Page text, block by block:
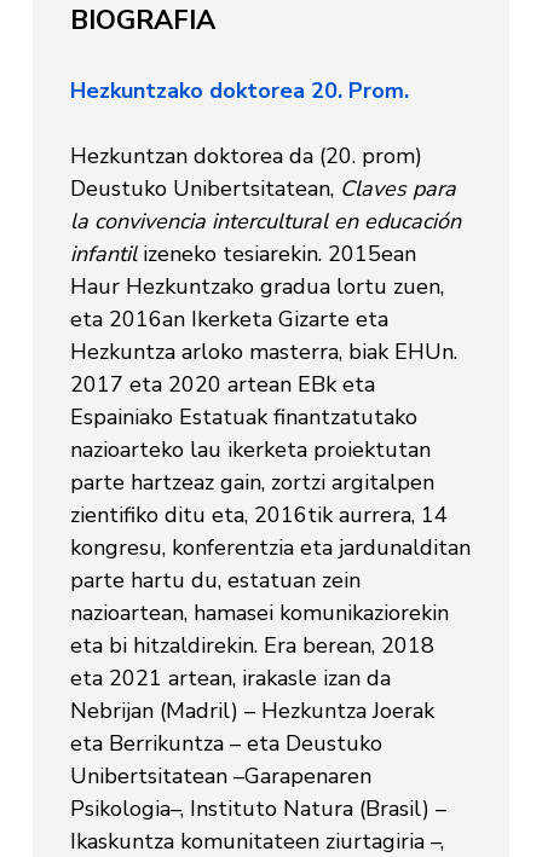
BIOGRAFIA
Hezkuntzako doktorea 20. Prom.
Hezkuntzan doktorea da (20. prom)
Deustuko Unibertsitatean, Claves para
la convivencia intercultural en educación
infantilizeneko tesiarekin. 2015ean
Haur Hezkuntzako gradua lortu zuen,
eta 2016an Ikerketa Gizarte eta
Hezkuntza arloko masterra, biak EHUn.
2017 eta 2020 artean EBk eta
Espainiako Estatuak finantzatutako
nazioarteko lau ikerketa proiektutan
parte hartzeaz gain, zortzi argitalpen
zientifiko ditu eta, 2016tik aurrera, 14
kongresu, konferentzia eta jardunalditan
parte hartu du, estatuan zein
nazioartean, hamasei komunikaziorekin
eta bi hitzaldirekin. Era berean, 2018
eta 2021 artean, irakasle izan da
Nebrijan (Madril) – Hezkuntza Joerak
eta Berrikuntza – eta Deustuko
Unibertsitatean –Garapenaren
Psikologia–, Instituto Natura (Brasil) –
Ikaskuntza komunitateen ziurtagiria –,